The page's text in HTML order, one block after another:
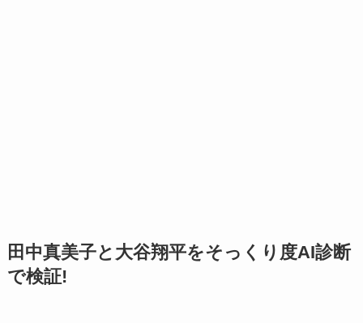
田中真美子と大谷翔平をそっくり度AI診断
で検証!